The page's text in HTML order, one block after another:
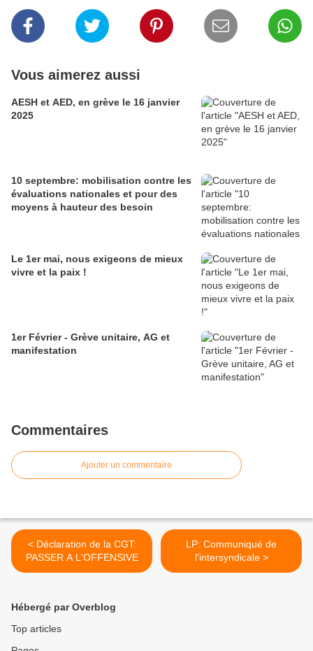
Vous aimerez aussi
AESH et AED, en grève le 16 janvier
2025
10 septembre: mobilisation contre les
évaluations nationales et pour des
moyens à hauteur des besoin
Le 1er mai, nous exigeons de mieux
vivre et la paix !
1er Février - Grève unitaire, AG et
manifestation
Commentaires
Ajouter un commentaire
< Déclaration de la CGT:
PASSER A L'OFFENSIVE
LP: Communiqué de
l'intersyndicale >
Hébergé par Overblog
Top articles